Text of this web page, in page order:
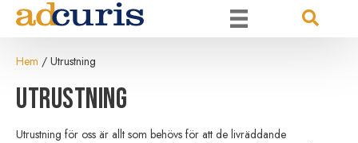
Hem / Utrustning
Utrustning
Utrustning för oss är allt som behövs för att de livräddande